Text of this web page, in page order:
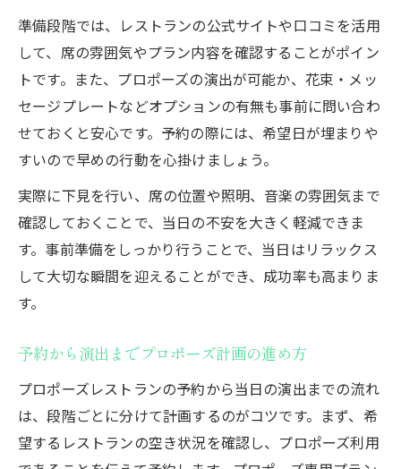
準備段階では、レストランの公式サイトや口コミを活用
して、席の雰囲気やプラン内容を確認することがポイン
トです。また、プロポーズの演出が可能か、花束・メッ
セージプレートなどオプションの有無も事前に問い合わ
せておくと安心です。予約の際には、希望日が埋まりや
すいので早めの行動を心掛けましょう。
実際に下見を行い、席の位置や照明、音楽の雰囲気まで
確認しておくことで、当日の不安を大きく軽減できま
す。事前準備をしっかり行うことで、当日はリラックス
して大切な瞬間を迎えることができ、成功率も高まりま
す。
予約から演出までプロポーズ計画の進め方
プロポーズレストランの予約から当日の演出までの流れ
は、段階ごとに分けて計画するのがコツです。まず、希
望するレストランの空き状況を確認し、プロポーズ利用